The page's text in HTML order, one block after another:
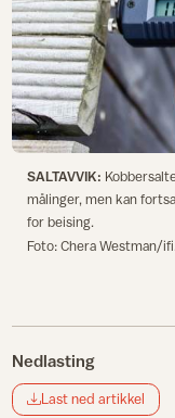
SALTAVVIK:
målinger, men kan
for beising.
Foto: Chera Westman/
Nedlasting
Last ned artikkel